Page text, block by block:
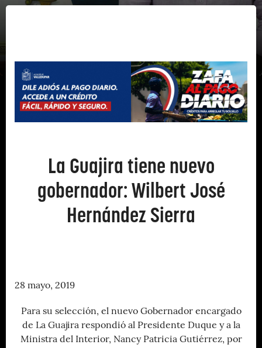
La Guajira tiene nuevo
gobernador: Wilbert José
Hernández Sierra
28 mayo, 2019
Para su selección, el nuevo Gobernador encargado
de La Guajira respondió al Presidente Duque y a la
Ministra del Interior, Nancy Patricia Gutiérrez, por